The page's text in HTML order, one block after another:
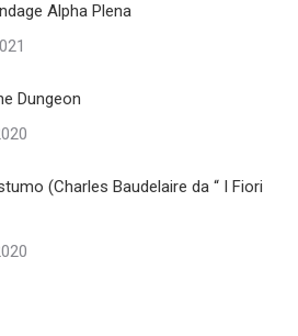
Alpha Plena
Dungeon
(Charles Baudelaire da “ I Fiori